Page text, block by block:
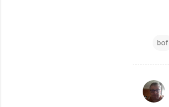
bof
C
o